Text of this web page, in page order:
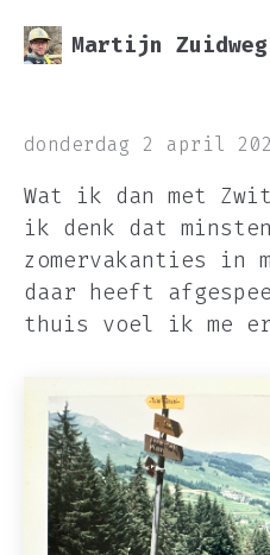
Martijn Zuidweg
donderdag 2 april
Wat ik dan met
ik denk dat
zomervakanties in
daar heeft
thuis voel ik me